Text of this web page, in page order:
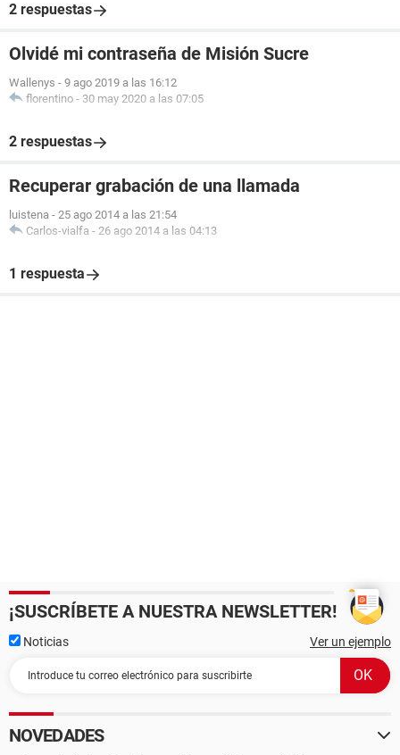
2 respuestas
Olvidé mi contraseña de Misión Sucre
Wallenys - 9 ago 2019 a las 16:12
florentino - 30 may 2020 a las 07:05
2 respuestas
Recuperar grabación de una llamada
luistena - 25 ago 2014 a las 21:54
Carlos-vialfa - 26 ago 2014 a las 04:13
1 respuesta
¡SUSCRÍBETE A NUESTRA NEWSLETTER!
Noticias Ver un ejemplo
NOVEDADES